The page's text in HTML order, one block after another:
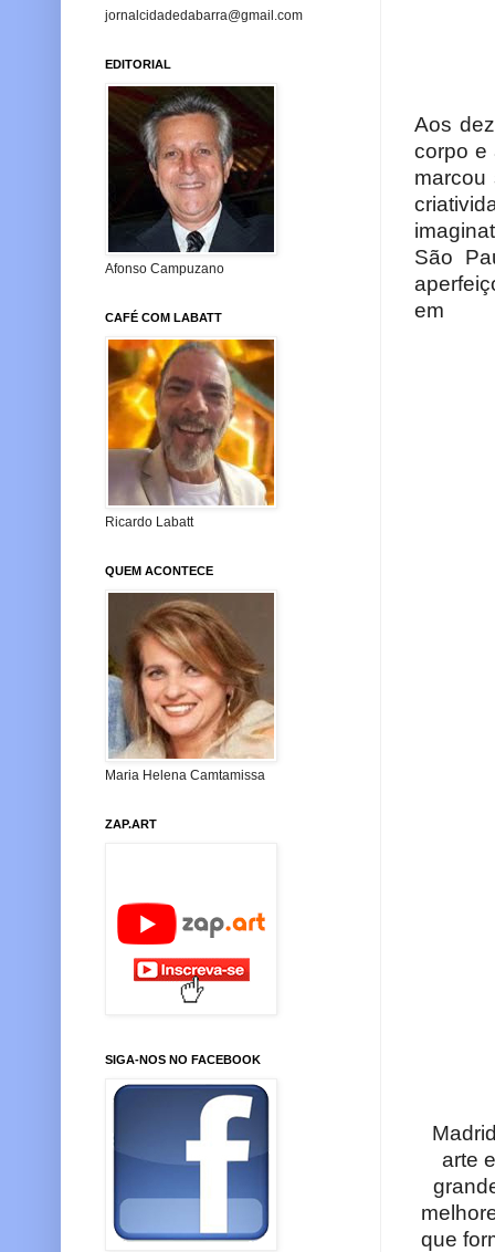
Aos
corpo e
São
arte
que
jornalcidadedabarra@gmail.com
EDITORIAL
Afonso Campuzano
CAFÉ COM LABATT
Ricardo Labatt
QUEM ACONTECE
Maria Helena Camtamissa
ZAP.ART
SIGA-NOS NO FACEBOOK